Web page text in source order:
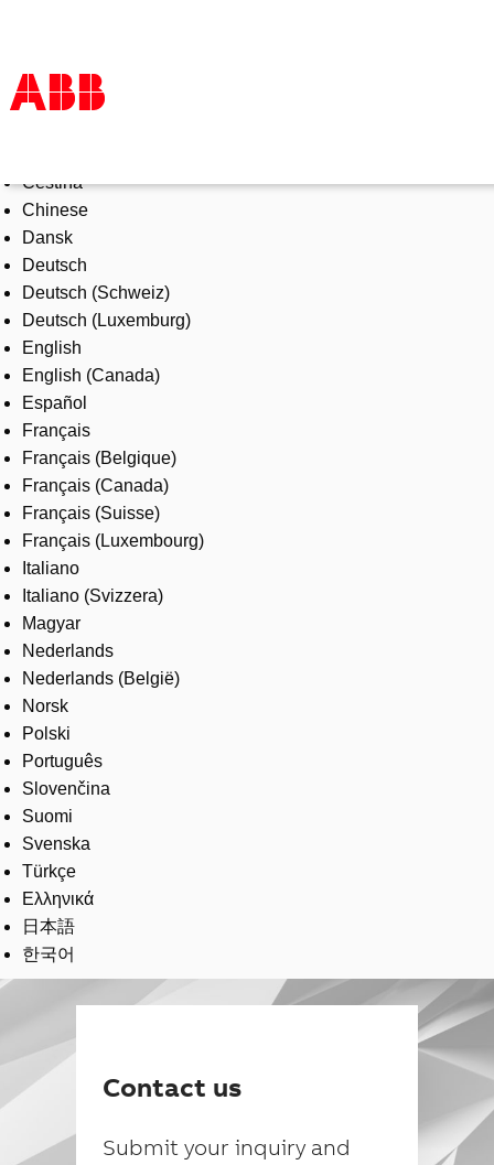
Products & Solutions
Industries
Services
About us
Where to buy
Contact us
Careers
Čeština
Chinese
Dansk
Deutsch
Deutsch (Schweiz)
Deutsch (Luxemburg)
English
English (Canada)
Español
Français
Français (Belgique)
Français (Canada)
Français (Suisse)
Français (Luxembourg)
Italiano
Italiano (Svizzera)
Magyar
Nederlands
Nederlands (België)
Norsk
Polski
Português
Slovenčina
Suomi
Svenska
Türkçe
Ελληνικά
日本語
한국어
Contact us
Submit your inquiry and